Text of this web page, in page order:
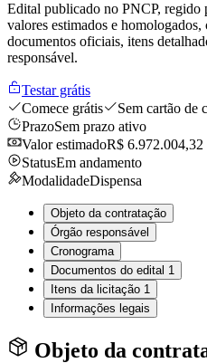
Edital publicado no PNCP, regido
valores estimados e
documentos oficiais, itens
responsável.
Testar grátis
Comece grátis
Sem cartão de
PrazoSem prazo ativo
Valor estimadoR$ 6.972.004,32
StatusEm andamento
ModalidadeDispensa
Objeto da contratação
Órgão responsável
Cronograma
Documentos do edital 1
Itens da licitação 1
Informações legais
Objeto da